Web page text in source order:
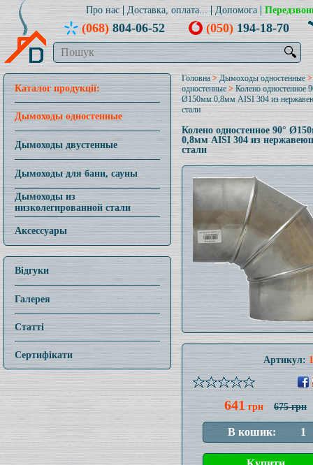
Про нас Доставка, оплата... Допомога
(068)804-06-52 (050)194-18-70
🔍
Каталог продукції:
Дымоходы одностенные
Дымоходы двустенные
Дымоходы для бани, сауны
Дымоходы из
низколегированной стали
Аксессуары
Відгуки
Галерея
Статті
Сертифікати
Головна > Дымоходы одностенные
одностенные >Колено одностенное
Ø150мм 0,8мм AISI 304 из
стали
Колено одностенное 90°
0,8мм AISI 304 из
стали
Артикул:
641 грн 675 грн